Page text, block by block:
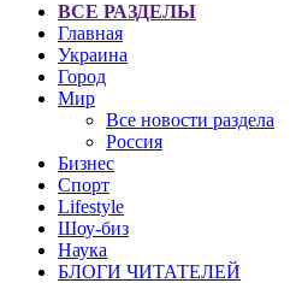
ВСЕ РАЗДЕЛЫ
Главная
Украина
Город
Мир
Все новости раздела
Россия
Бизнес
Спорт
Lifestyle
Шоу-биз
Наука
БЛОГИ ЧИТАТЕЛЕЙ